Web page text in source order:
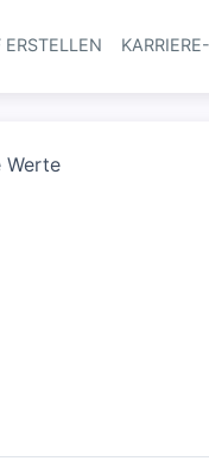
Haupt-
Werte